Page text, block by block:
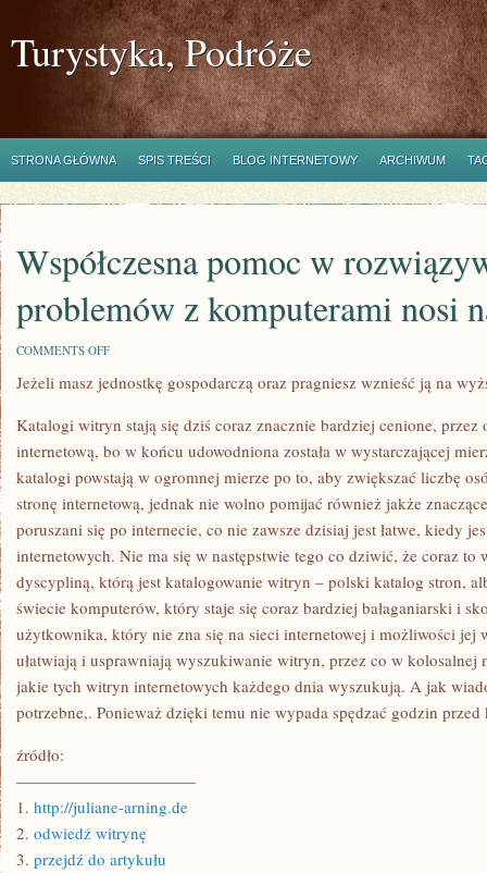
Turystyka, Podróże
STRONA GŁÓWNA SPIS TREŚCI BLOG INTERNETOWY ARCHIWUM
Współczesna pomoc w
problemów z komputerami nosi
COMMENTS OFFON
POMOC
PROBLEMÓW
Z
NOSI
NAZWĘ
SERWISU
Jeżeli masz jednostkę gospodarczą oraz pragniesz wznieść ją na
Katalogi witryn stają się dziś coraz znacznie bardziej cenione, przez
internetową, bo w końcu udowodniona została w wystarczającej
katalogi powstają w ogromnej mierze po to, aby zwiększać liczbę
stronę internetową, jednak nie wolno pomijać również jakże
poruszani się po internecie, co nie zawsze dzisiaj jest łatwe, kiedy
internetowych. Nie ma się w następstwie tego co dziwić, że coraz to
dyscypliną, którą jest katalogowanie witryn – polski katalog stron,
świecie komputerów, który staje się coraz bardziej bałaganiarski i
użytkownika, który nie zna się na sieci internetowej i możliwości jej
ułatwiają i usprawniają wyszukiwanie witryn, przez co w kolosalnej
jakie tych witryn internetowych każdego dnia wyszukują. A jak
potrzebne,. Ponieważ dzięki temu nie wypada spędzać godzin przed
źródło:
———————————
1. http://juliane-arning.de
2. odwiedź witrynę
3. przejdź do artykułu